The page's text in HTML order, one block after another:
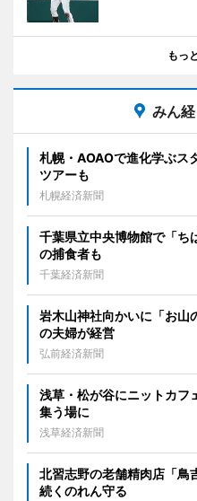
もっ
みん
札幌・AOAOで進化学ぶ
ツアーも
札幌経済新聞
千葉県立中央博物館で「
の捕食者も
千葉経済新聞
岩木山神社向かいに「お
の夫婦が経営
弘前経済新聞
浅草・松が谷にニットカ
集う場に
浅草経済新聞
北習志野の老舗精肉店「
続くのれん守る